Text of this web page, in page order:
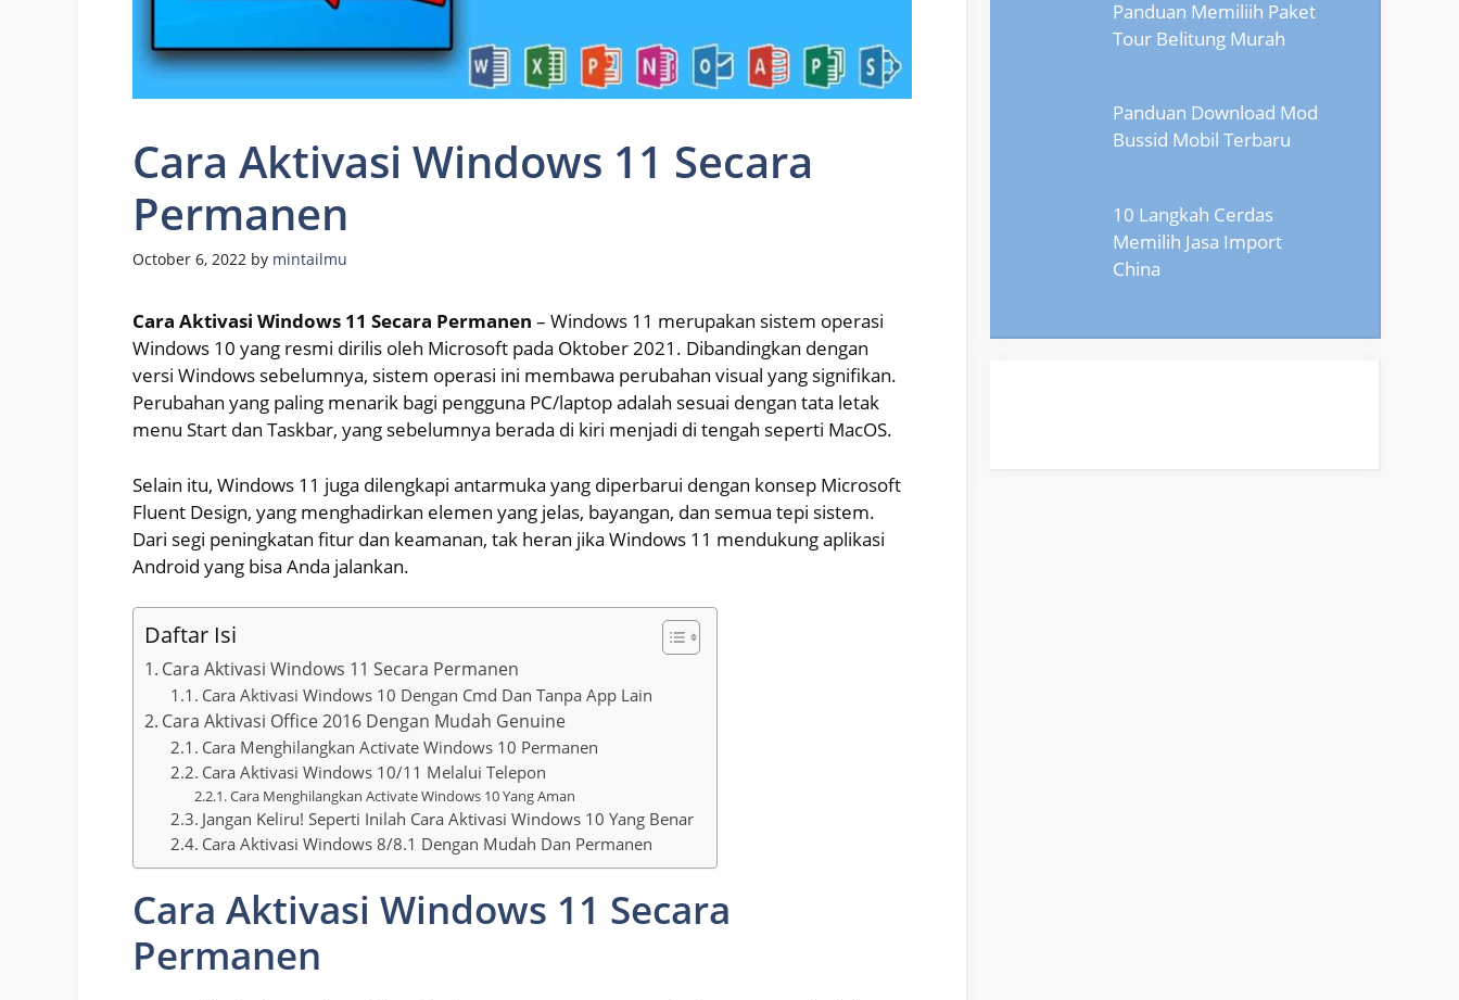
Cara Aktivasi Windows 11 Secara
Permanen
October 6, 2022 by mintailmu
Cara Aktivasi Windows 11 Secara Permanen – Windows 11 merupakan sistem operasi
Windows 10 yang resmi dirilis oleh Microsoft pada Oktober 2021. Dibandingkan dengan
versi Windows sebelumnya, sistem operasi ini membawa perubahan visual yang signifikan.
Perubahan yang paling menarik bagi pengguna PC/laptop adalah sesuai dengan tata letak
menu Start dan Taskbar, yang sebelumnya berada di kiri menjadi di tengah seperti MacOS.
Selain itu, Windows 11 juga dilengkapi antarmuka yang diperbarui dengan konsep Microsoft
Fluent Design, yang menghadirkan elemen yang jelas, bayangan, dan semua tepi sistem.
Dari segi peningkatan fitur dan keamanan, tak heran jika Windows 11 mendukung aplikasi
Android yang bisa Anda jalankan.
Daftar Isi
Cara Aktivasi Windows 11 Secara Permanen
Cara Aktivasi Windows 10 Dengan Cmd Dan Tanpa App Lain
Cara Aktivasi Office 2016 Dengan Mudah Genuine
Cara Menghilangkan Activate Windows 10 Permanen
Cara Aktivasi Windows 10/11 Melalui Telepon
Cara Menghilangkan Activate Windows 10 Yang Aman
Jangan Keliru! Seperti Inilah Cara Aktivasi Windows 10 Yang Benar
Cara Aktivasi Windows 8/8.1 Dengan Mudah Dan Permanen
Cara Aktivasi Windows 11 Secara
Permanen
Panduan Memiliih Paket
Tour Belitung Murah
Panduan Download Mod
Bussid Mobil Terbaru
10 Langkah Cerdas
Memilih Jasa Import
China